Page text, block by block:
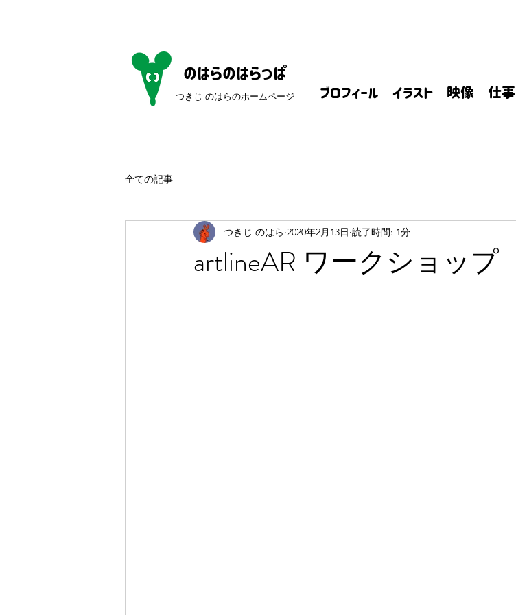
のはらのはらっぱ
つきじ のはらのホームページ​ プロフィール イラスト 映像 仕事
全ての記事
artlineAR ワークショップ
つきじ のはら 2020年2月13日 読了時間: 1分